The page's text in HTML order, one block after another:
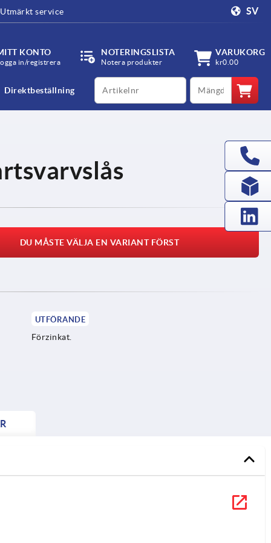
Utmärkt service SV
KONTO
in/registrera
NOTERINGSLISTA
Notera produkter
VARUKORG
kr0.00
Direktbeställning
productCode qty
DU MÅSTE VÄLJA EN VARIANT FÖRST
UTFÖRANDE
Förzinkat.